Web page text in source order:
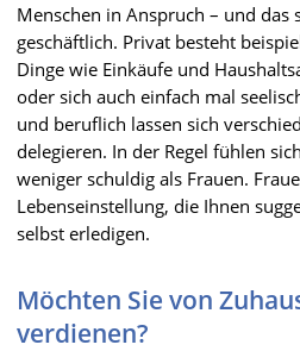
Menschen in Anspruch – und das
geschäftlich. Privat besteht
Dinge wie Einkäufe und
oder sich auch einfach mal
und beruflich lassen sich
delegieren. In der Regel fühlen
weniger schuldig als Frauen.
Lebenseinstellung, die Ihnen
selbst erledigen.
Möchten Sie von
verdienen?